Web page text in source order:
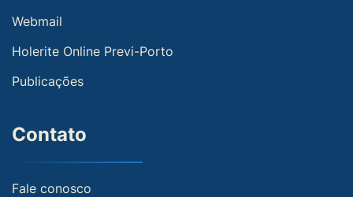
Webmail
Holerite Online Previ-Porto
Publicações
Contato
Fale conosco